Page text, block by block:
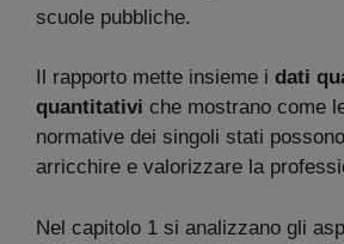
scuole pubbliche.
Il rapporto mette insieme i dati
quantitativi che mostrano come
normative dei singoli stati
arricchire e valorizzare la
Nel capitolo 1 si analizzano gli